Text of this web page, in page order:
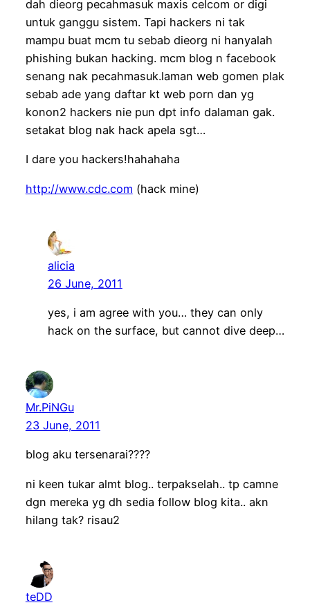
dah dieorg pecahmasuk maxis celcom or digi
untuk ganggu sistem. Tapi hackers ni tak
mampu buat mcm tu sebab dieorg ni hanyalah
phishing bukan hacking. mcm blog n facebook
senang nak pecahmasuk.laman web gomen plak
sebab ade yang daftar kt web porn dan yg
konon2 hackers nie pun dpt info dalaman gak.
setakat blog nak hack apela sgt…
I dare you hackers!hahahaha
http://www.cdc.com (hack mine)
alicia
26 June, 2011
yes, i am agree with you… they can only
hack on the surface, but cannot dive deep…
Mr.PiNGu
23 June, 2011
blog aku tersenarai????
ni keen tukar almt blog.. terpakselah.. tp camne
dgn mereka yg dh sedia follow blog kita.. akn
hilang tak? risau2
teDD